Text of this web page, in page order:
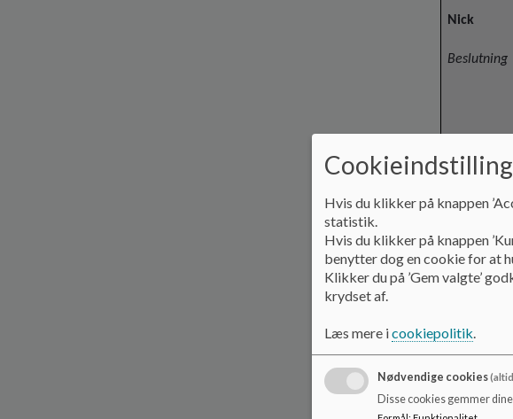
Nick
Beslutning
Hvis du klikker på knappen
statistik.
Hvis du klikker på knappen
benytter dog en cookie for at
Klikker du på ’Gem valgte’
krydset af.
Læs mere icookiepolitik.
Nødvendige cookies
Disse cookies gemmer